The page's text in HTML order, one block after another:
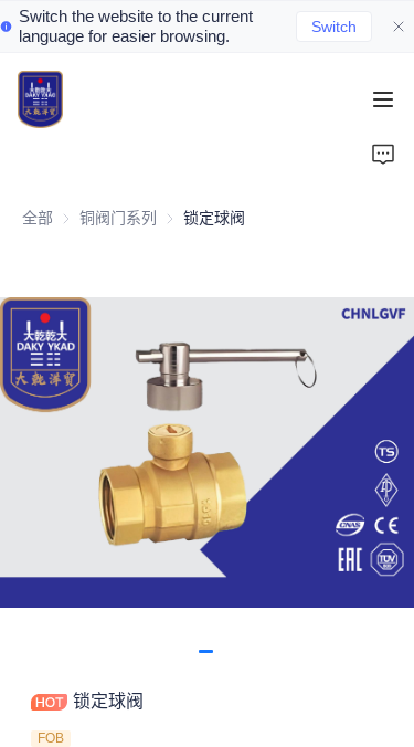
Switch the website to the current
language for easier browsing.
Switch
全部 铜阀门系列 铜阀门系列
锁定球阀
锁定球阀
FOB
Home
Valve Products
Valve News
Contact Us